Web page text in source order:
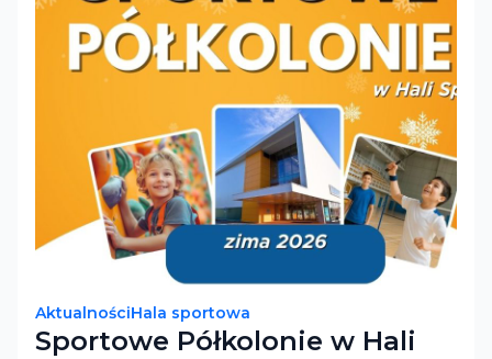
AktualnościHala sportowa
Sportowe Półkolonie w Hali